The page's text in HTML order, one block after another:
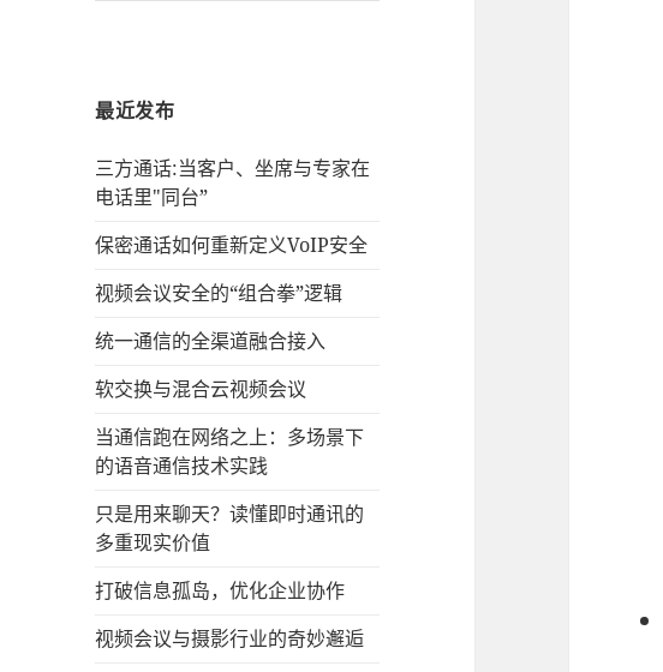
最近发布
三方通话:当客户、坐席与专家在
电话里"同台”
保密通话如何重新定义VoIP安全
视频会议安全的“组合拳”逻辑
统一通信的‌全渠道融合接入
软交换与混合云视频会议
当通信跑在网络之上：多场景下
的语音通信技术实践
只是用来聊天？读懂即时通讯的
多重现实价值
打破信息孤岛，优化企业协作
视频会议与摄影行业的奇妙邂逅